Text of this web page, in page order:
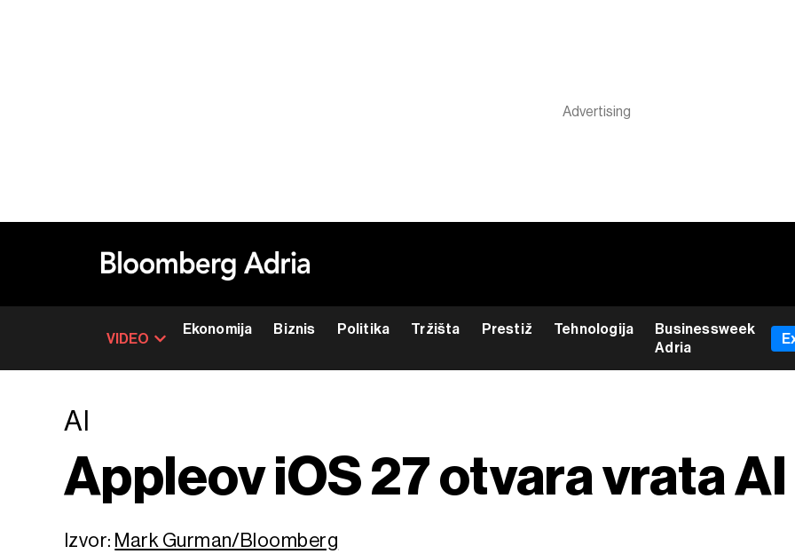
VIDEO
Ekonomija Biznis Politika Tržišta Prestiž Tehnologija
Businessweek
Adria
AI
Appleov iOS 27 otvara vrata
Izvor: Mark Gurman/Bloomberg